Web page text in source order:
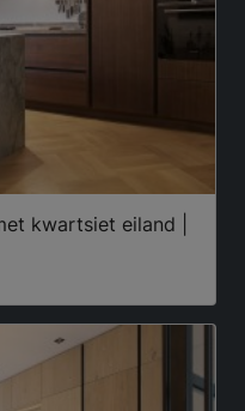
kwartsiet eiland |